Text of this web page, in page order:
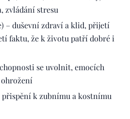
zvládání stresu
– duševní zdraví a klid, přijetí
faktu, že k životu patří dobré i
se uvolnit, emocích
přispění k zubnímu a kostnímu